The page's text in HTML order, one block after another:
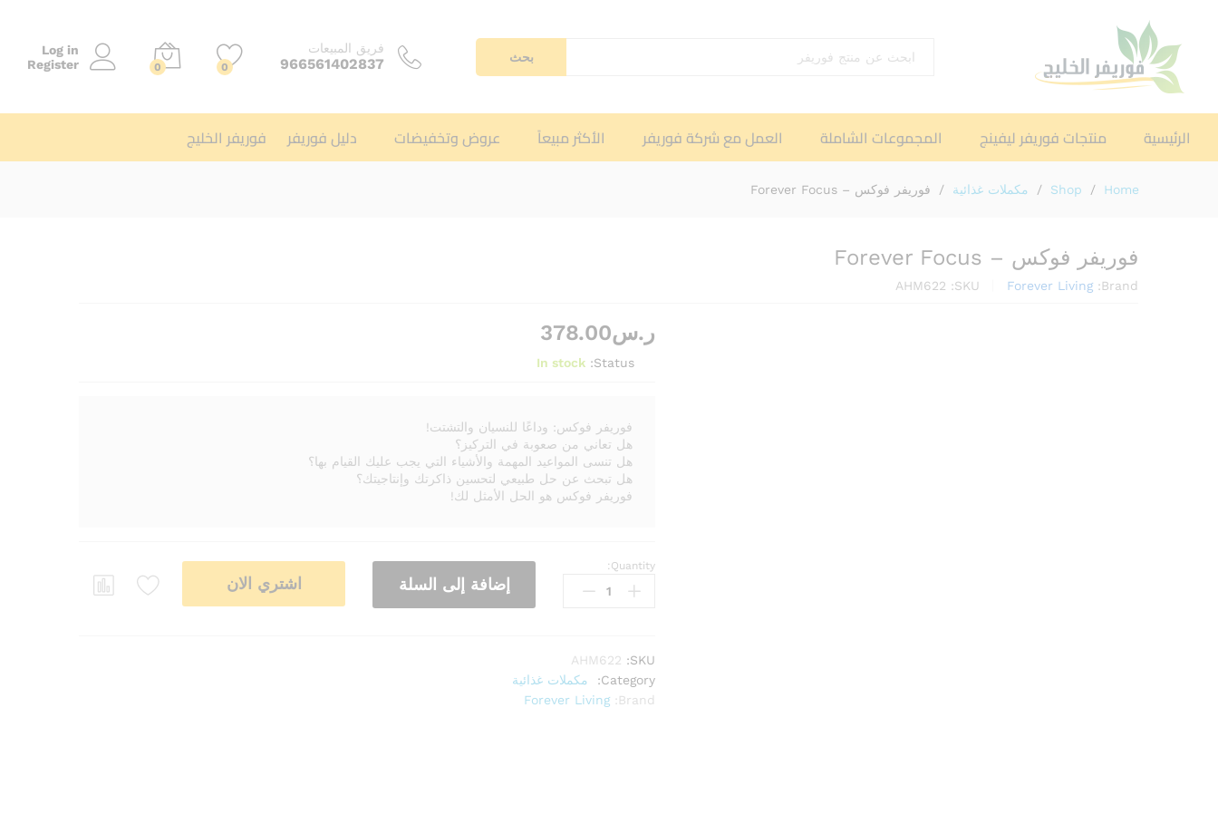
اختر القسم بحث
فريق المبيعات
966561402837
0
0
Log in
Register
الرئيسية منتجات فوريفر ليفينج المجموعات الشاملة العمل مع شركة فوريفر الأكثر مبيعاً عروض وتخفيضات دليل فوريفر فوريفر الخليج
Home
/
Shop
/ مكملات غذائية / فوريفر فوكس – Forever Focus
فوريفر فوكس – Forever Focus
Brand:
Forever Living
SKU:
AHM622
ر.س378.00
Status:
In stock
فوريفر فوكس: وداعًا للنسيان والتشتت!
هل تعاني من صعوبة في التركيز؟
هل تنسى المواعيد المهمة والأشياء التي يجب عليك القيام بها؟
هل تبحث عن حل طبيعي لتحسين ذاكرتك وإنتاجيتك؟
فوريفر فوكس هو الحل الأمثل لك!
Quantity:
إضافة إلى السلة اشتري الان
SKU:
AHM622
Category:
مكملات غذائية
Brand:
Forever Living